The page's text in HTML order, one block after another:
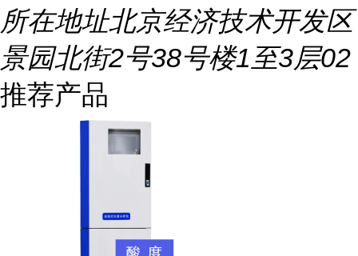
所在地址北京经济技术开发区
景园北街2号38号楼1至3层02
推荐产品